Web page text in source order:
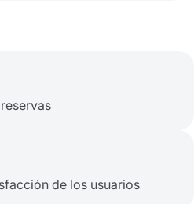
de los usuarios